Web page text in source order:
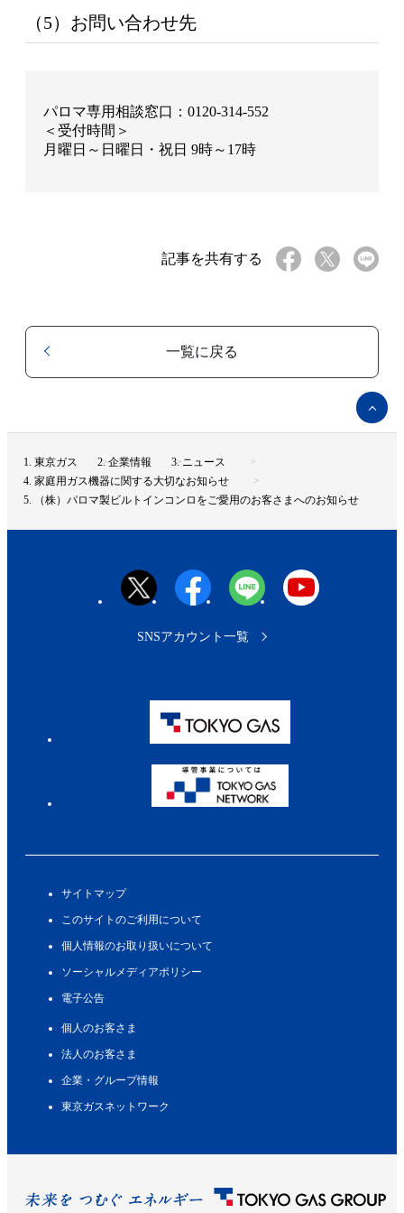
（5）お問い合わせ先
パロマ専用相談窓口：0120-314-552
＜受付時間＞
月曜日～日曜日・祝日 9時～17時
記事を共有する
一覧に戻る
ペ
ー
ジ
プ
東京ガス 企業情報
ニュース
家庭用ガス機器に関する大切なお知らせ
（株）パロマ製ビルトインコンロをご愛用のお客さまへのお知らせ
サイトマップ
このサイトのご利用について
個人情報のお取り扱いについて
ソーシャルメディアポリシー
電子公告
個人のお客さま
法人のお客さま
企業・グループ情報
東京ガスネットワーク
SNSアカウント一覧